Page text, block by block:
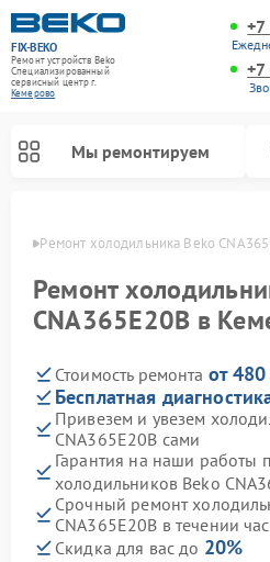
FIX-BEKO
Ремонт устройств Beko
Специализированный
cервисный центр г.
Кемерово
Мы ремонтируем
Ремонт холодильника Beko
Ремонт
CNA365E20B в
Стоимость ремонта от
Бесплатная
Привезем и увезем
CNA365E20B сами
Гарантия на наши работы
холодильников Beko
Срочный ремонт
CNA365E20B в течении
Скидка для вас до 20%